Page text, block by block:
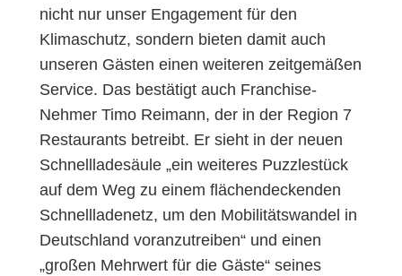
nicht nur unser Engagement für den
Klimaschutz, sondern bieten damit auch
unseren Gästen einen weiteren zeitgemäßen
Service. Das bestätigt auch Franchise-
Nehmer Timo Reimann, der in der Region 7
Restaurants betreibt. Er sieht in der neuen
Schnellladesäule „ein weiteres Puzzlestück
auf dem Weg zu einem flächendeckenden
Schnellladenetz, um den Mobilitätswandel in
Deutschland voranzutreiben“ und einen
„großen Mehrwert für die Gäste“ seines